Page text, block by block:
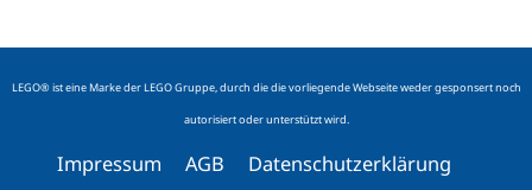
LEGO® ist eine Marke der LEGO Gruppe, durch die die vorliegende Webseite weder gesponsert noch
autorisiert oder unterstützt wird.
Impressum AGB Datenschutzerklärung